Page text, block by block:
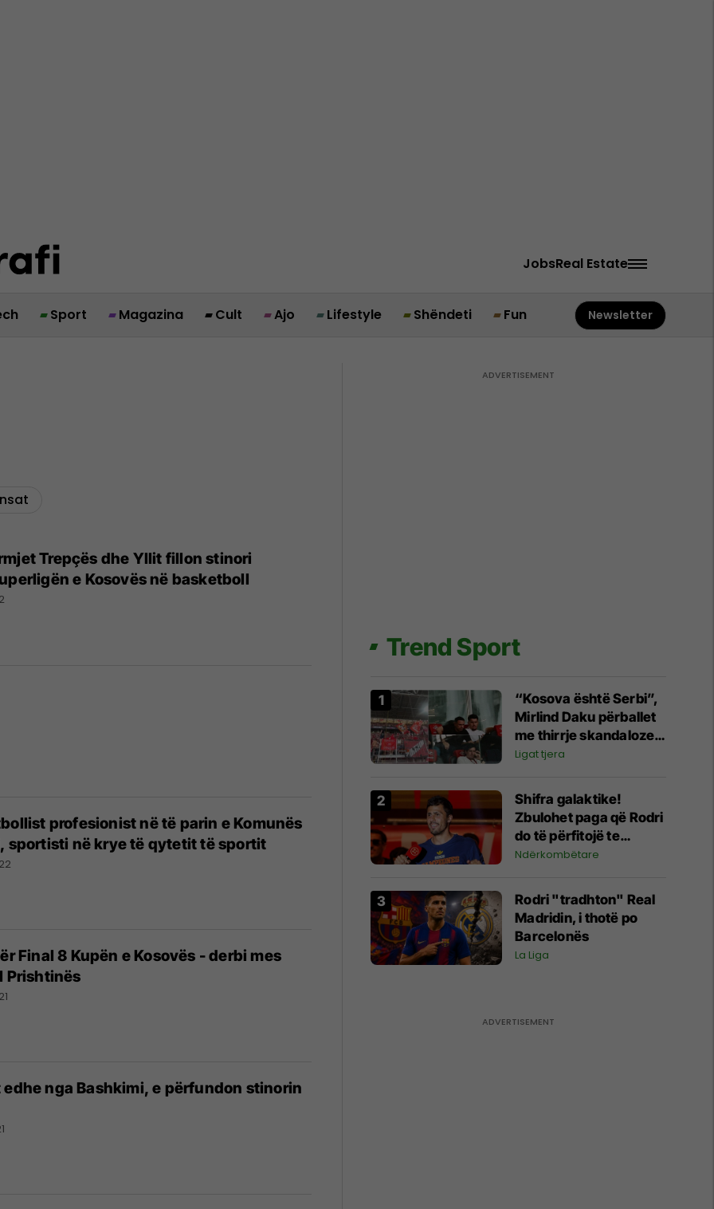
JobsReal Estate
Sport Magazina Cult Ajo Lifestyle Shëndeti Fun Newsletter
Trepçës dhe Yllit fillon stinori
e Kosovës në basketboll
profesionist në të parin e Komunës
sportisti në krye të qytetit të sportit
Final 8 Kupën e Kosovës - derbi mes
Prishtinës
nga Bashkimi, e përfundon stinorin
Trend Sport
“Kosova është Serbi”,
Mirlind Daku përballet
me thirrje skandaloze
nga tifozët e Spartak
Ligat tjera
Shifra galaktike!
Zbulohet paga që Rodri
do të përfitojë te
Barcelona
Ndërkombëtare
Rodri "tradhton" Real
Madridin, i thotë po
Barcelonës
La Liga